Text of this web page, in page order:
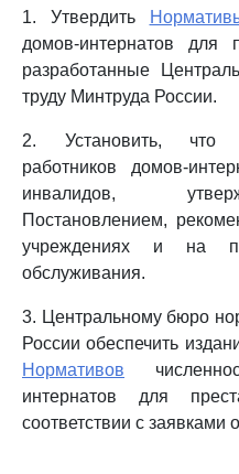
1. Утвердить
домов-интернатов для
разработанные
труду Минтруда России.
2. Установить, что
работников домов-
инвалидов,
Постановлением,
учреждениях и на
обслуживания.
3. Центральному бюро
России обеспечить
Нормативов
интернатов для
соответствии с заявками